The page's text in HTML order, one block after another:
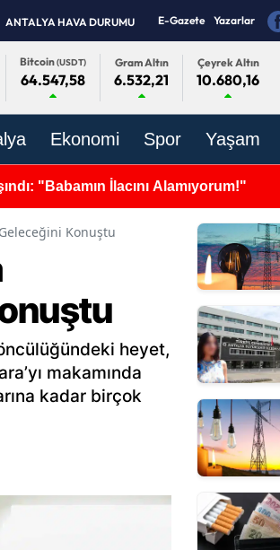
ANTALYA HAVA DURUMU E-Gazete Yazarlar
Bitcoin(USDT)
64.547,58
Gram Altın
6.532,21
Çeyrek Altın
10.680,16
Ekonomi Spor Yaşam
Suyundan Alkol Şişeleri ve Çöpler Çıktı
Konuştu
öncülüğündeki heyet,
makamında
kadar birçok